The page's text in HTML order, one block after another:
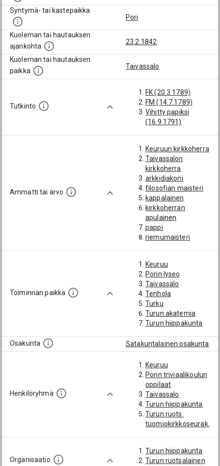
Syntymä- tai kastepaikka
Pori
Kuoleman tai hautauksen
ajankohta
23.2.1842
Kuoleman tai hautauksen
paikka
Taivassalo
Tutkinto
FK (20.3.1789)
FM (14.7.1789)
Vihitty papiksi
(16.9.1791)
Ammatti tai arvo
Keuruun kirkkoherra
Taivassalon
kirkkoherra
arkkidiakoni
filosofian maisteri
kappalainen
kirkkoherran
apulainen
pappi
riemumaisteri
Toiminnan paikka
Keuruu
Porin lyseo
Taivassalo
Tenhola
Turku
Turun akatemia
Turun hiippakunta
Osakunta Satakuntalainen osakunta
Henkilöryhmä
Keuruu
Porin triviaalikoulun
oppilaat
Taivassalo
Turun hiippakunta
Turun ruots.
tuomiokirkkoseurak.
Organisaatio
Turun hiippakunta
Turun ruotsalainen